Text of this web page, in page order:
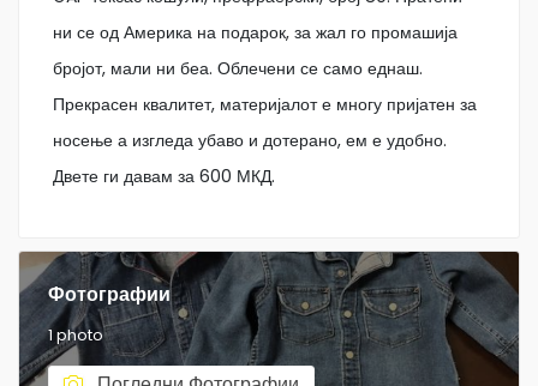
ни се од Америка на подарок, за жал го промашија
бројот, мали ни беа. Облечени се само еднаш.
Прекрасен квалитет, материјалот е многу пријатен за
носење а изгледа убаво и дотерано, ем е удобно.
Двете ги давам за 600 МКД.
Фотографии
1 photo